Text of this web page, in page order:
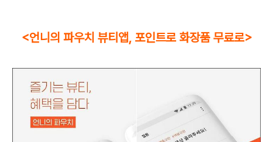
<언니의 파우치 뷰티앱, 포인트로 화장품 무료로>